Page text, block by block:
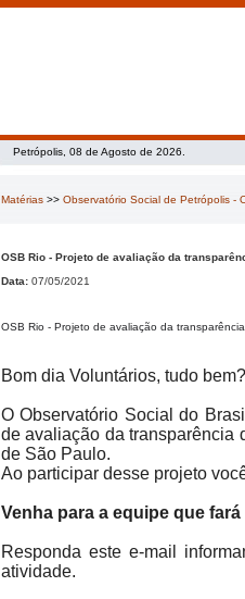
Petrópolis, 08 de Agosto de 2026.
Matérias >> Observatório Social de Petrópolis -
OSB Rio - Projeto de avaliação da
Data: 07/05/2021
OSB Rio - Projeto de avaliação da
Bom dia Voluntários, tudo bem?
O Observatório Social do
de avaliação da transparência
de São Paulo.
Ao participar desse projeto
Venha para a equipe que
Responda este e-mail
atividade.